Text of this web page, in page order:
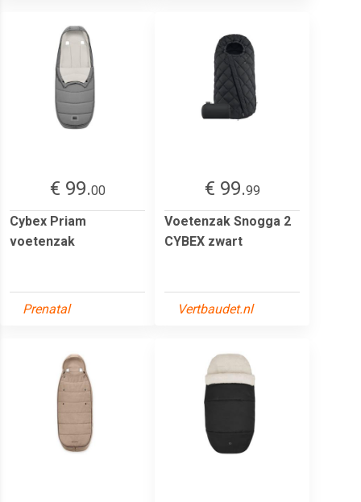
€ 99.00
Cybex Priam
voetenzak
Prenatal
€ 99.99
Voetenzak Snogga 2
CYBEX zwart
Vertbaudet.nl